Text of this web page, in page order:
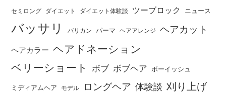
セミロング ダイエット ダイエット体験談 ツーブロック ニュース
バッサリ バリカン パーマ ヘアアレンジ ヘアカット
ヘアカラー ヘアドネーション
ベリーショート
ボブ ボブヘア ボーイッシュ
ミディアムヘア モデル ロングヘア 体験談 刈り上げ